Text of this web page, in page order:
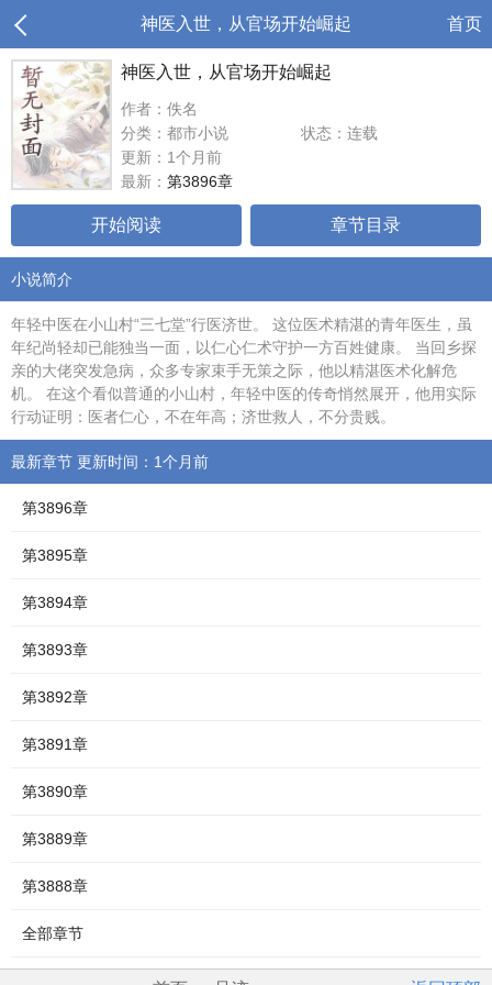
神医入世，从官场开始崛起 首页
神医入世，从官场开始崛起
作者：佚名
分类：都市小说
状态：连载
更新：1个月前
最新： 第3896章
开始阅读 章节目录
小说简介
年轻中医在小山村“三七堂”行医济世。 这位医术精湛的青年医生，虽
年纪尚轻却已能独当一面，以仁心仁术守护一方百姓健康。 当回乡探
亲的大佬突发急病，众多专家束手无策之际，他以精湛医术化解危
机。 在这个看似普通的小山村，年轻中医的传奇悄然展开，他用实际
行动证明：医者仁心，不在年高；济世救人，不分贵贱。
最新章节 更新时间：1个月前
第3896章
第3895章
第3894章
第3893章
第3892章
第3891章
第3890章
第3889章
第3888章
全部章节